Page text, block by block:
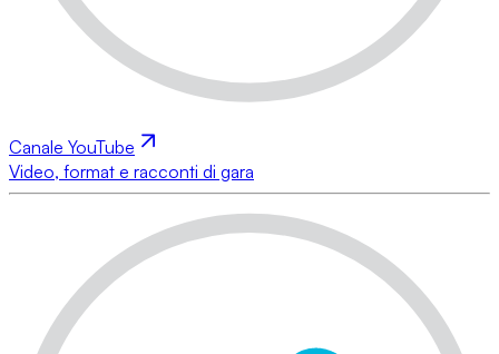
Canale YouTube
Video, format e racconti di gara